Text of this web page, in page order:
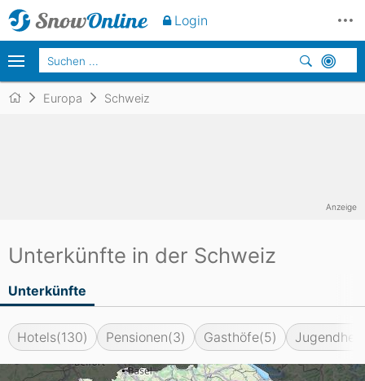
Europa Schweiz
Unterkünfte in der Schweiz
Unterkünfte
Hotels(130) Pensionen(3) Gasthöfe(5)
Anzeige
Login